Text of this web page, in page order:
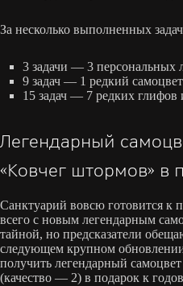
За несколько выполненных
3 задачи — 3 персональных
9 задач — 1 редкий
15 задач — 7 редких глифов
Легендарный
«Ковчег штормов» в
Санктуарий вовсю готовится к
всего с новым легендарным
тайной, но предсказатели
следующем крупном
получить легендарный
(качество — 2) в подарок к